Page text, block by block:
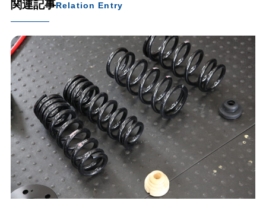
関連記事Relation Entry